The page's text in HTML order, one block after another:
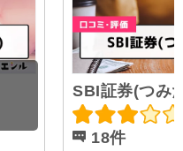
SBI証券(つみ
18件